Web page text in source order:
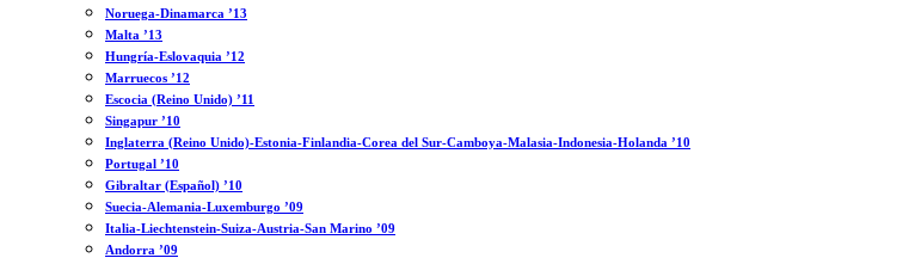
Noruega-Dinamarca ’13
Malta ’13
Hungría-Eslovaquia ’12
Marruecos ’12
Escocia (Reino Unido) ’11
Singapur ’10
Inglaterra (Reino Unido)-Estonia-Finlandia-Corea del Sur-Camboya-Malasia-Indonesia-Holanda ’10
Portugal ’10
Gibraltar (Español) ’10
Suecia-Alemania-Luxemburgo ’09
Italia-Liechtenstein-Suiza-Austria-San Marino ’09
Andorra ’09